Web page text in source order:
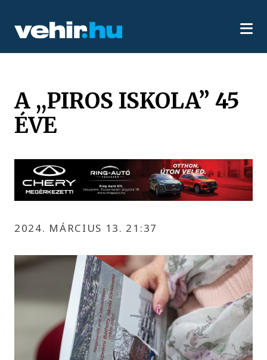
A ,,PIROS ISKOLA” 45
ÉVE
2024. MÁRCIUS 13. 21:37